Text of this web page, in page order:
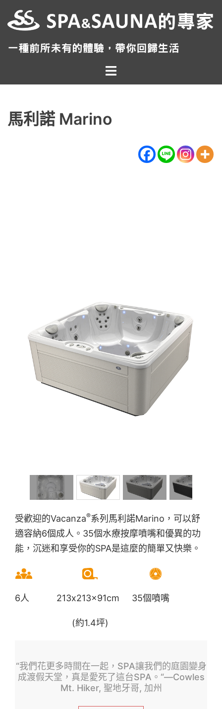
至
Toggle
menu
馬利諾 Marino
受歡迎的Vacanza®系列馬利諾Marino，可以舒
適容納6個成人。35個水療按摩噴嘴和優異的功
能，沉迷和享受你的SPA是這麼的簡單又快樂。
6人 213x213x91cm 35個噴嘴
(約1.4坪)
“我們花更多時間在一起，SPA讓我們的庭園變身
成渡假天堂，真是愛死了這台SPA。“—Cowles
Mt. Hiker, 聖地牙哥, 加州